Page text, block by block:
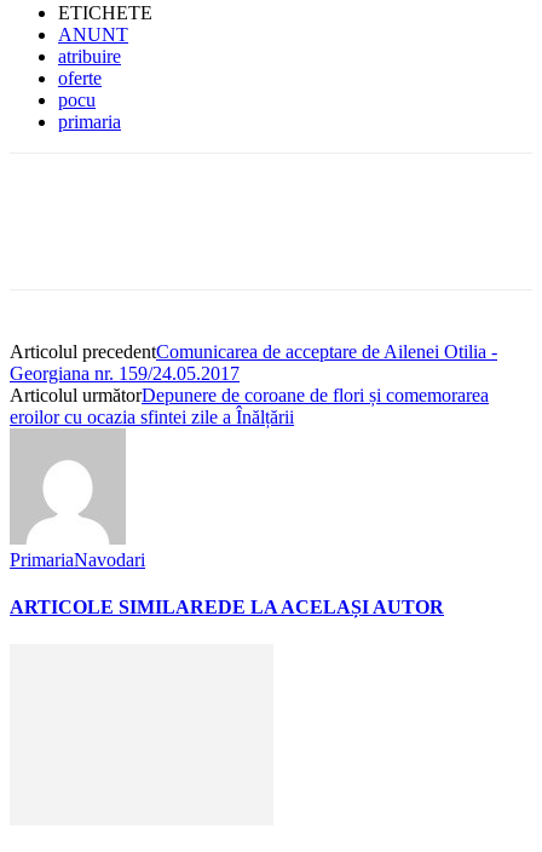
ETICHETE
ANUNT
atribuire
oferte
pocu
primaria
Articolul precedentComunicarea de acceptare de Ailenei Otilia -
Georgiana nr. 159/24.05.2017
Articolul următorDepunere de coroane de flori și comemorarea
eroilor cu ocazia sfintei zile a Înălțării
PrimariaNavodari
ARTICOLE SIMILAREDE LA ACELAȘI AUTOR